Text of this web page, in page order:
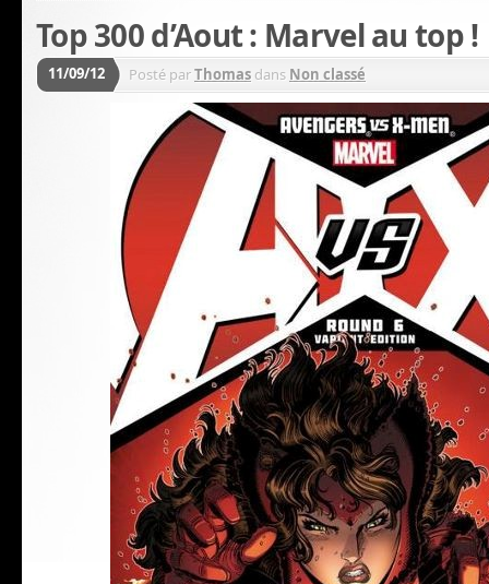
Top 300 d’Aout : Marvel au top !
11/09/12 Posté parThomas dans Non classé